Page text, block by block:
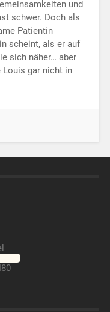
und
schwer. Doch als
Patientin
scheint, als er auf
sich näher… aber
gar nicht in